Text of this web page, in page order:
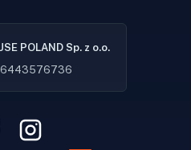
POLAND Sp. z o.o.
6443576736